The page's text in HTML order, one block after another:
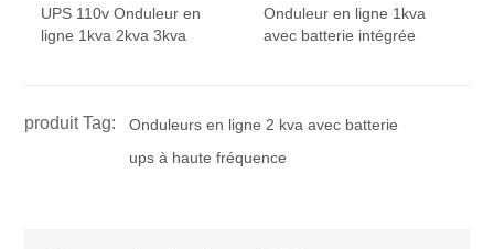
UPS 110v Onduleur en
ligne 1kva 2kva 3kva
Onduleur en ligne 1kva
avec batterie intégrée
produit Tag:
Onduleurs en ligne 2 kva avec batterie
ups à haute fréquence